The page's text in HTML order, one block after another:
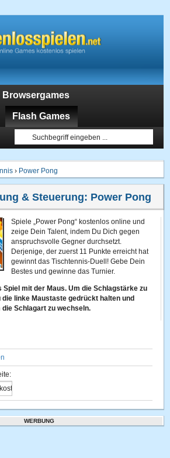
Browsergames
Flash Games
› Power Pong
& Steuerung: Power Pong
Spiele „Power Pong“ kostenlos online und
zeige Dein Talent, indem Du Dich gegen
anspruchsvolle Gegner durchsetzt.
Derjenige, der zuerst 11 Punkte erreicht hat
gewinnt das Tischtennis-Duell! Gebe Dein
Bestes und gewinne das Turnier.
Spiel mit der Maus. Um die Schlagstärke zu
linke Maustaste gedrückt halten und
Schlagart zu wechseln.
WERBUNG